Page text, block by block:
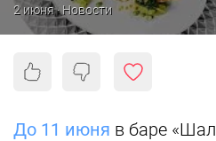
2 июня · Новости
До 11 июня в баре